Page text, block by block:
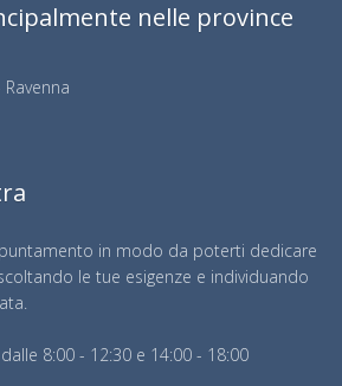
nelle province
in modo da poterti dedicare
le tue esigenze e individuando
8:00 - 12:30 e 14:00 - 18:00